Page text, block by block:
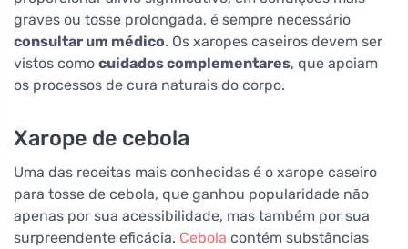
graves ou tosse prolongada, é sempre necessário
consultar um médico. Os xaropes caseiros devem ser
vistos como cuidados complementares, que apoiam
os processos de cura naturais do corpo.
Xarope de cebola
Uma das receitas mais conhecidas é o xarope caseiro
para tosse de cebola, que ganhou popularidade não
apenas por sua acessibilidade, mas também por sua
surpreendente eficácia. Cebola contém substâncias